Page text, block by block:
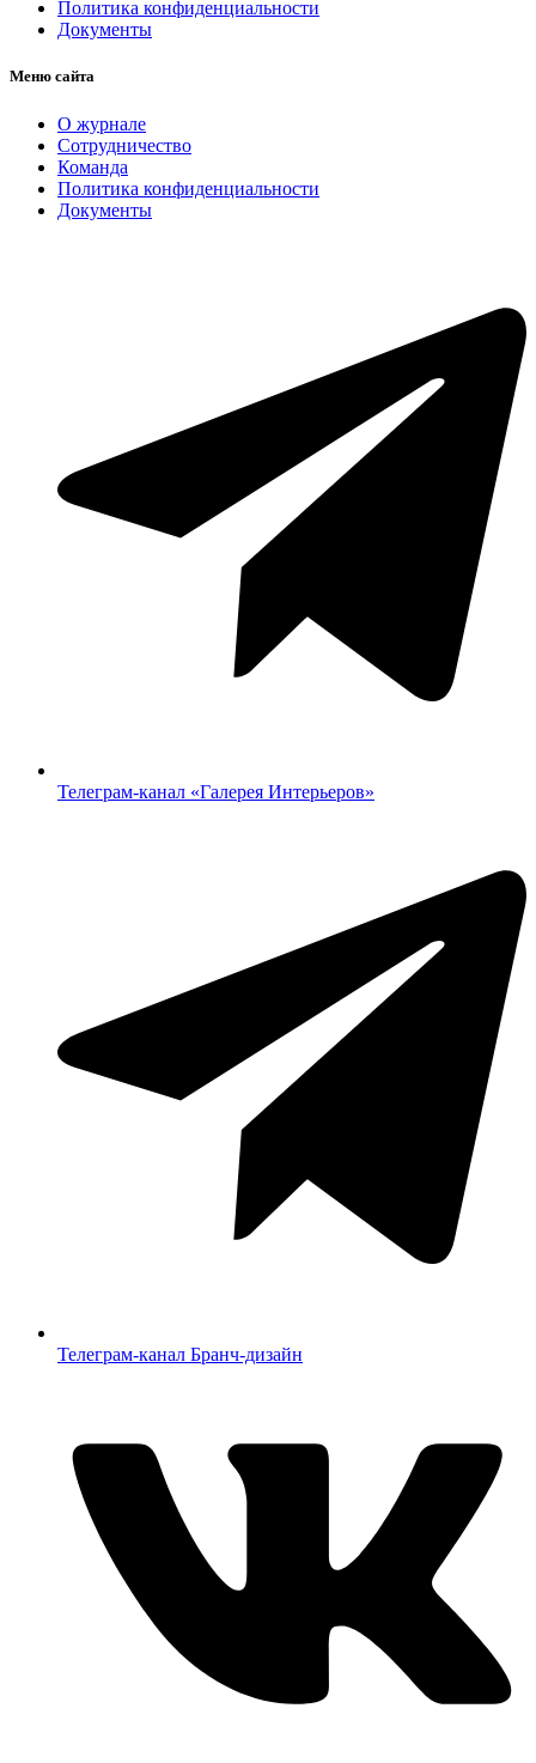
Политика конфиденциальности
Документы
Меню сайта
О журнале
Сотрудничество
Команда
Политика конфиденциальности
Документы
Телеграм-канал «‎Галерея Интерьеров»‎
Телеграм-канал Бранч-дизайн